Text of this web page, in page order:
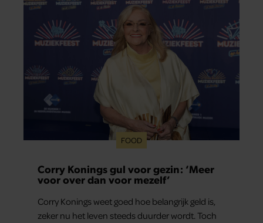
FOOD
Corry Konings gul voor gezin: ‘Meer
voor over dan voor mezelf’
Corry Konings weet goed hoe belangrijk geld is,
zeker nu het leven steeds duurder wordt. Toch